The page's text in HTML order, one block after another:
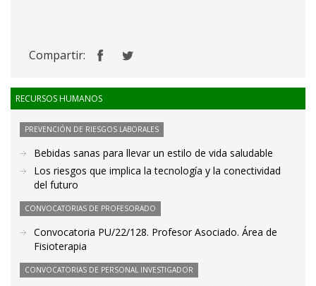
Compartir:
RECURSOS HUMANOS
PREVENCIÓN DE RIESGOS LABORALES
Bebidas sanas para llevar un estilo de vida saludable
Los riesgos que implica la tecnología y la conectividad
del futuro
CONVOCATORIAS DE PROFESORADO
Convocatoria PU/22/128. Profesor Asociado. Área de
Fisioterapia
CONVOCATORIAS DE PERSONAL INVESTIGADOR